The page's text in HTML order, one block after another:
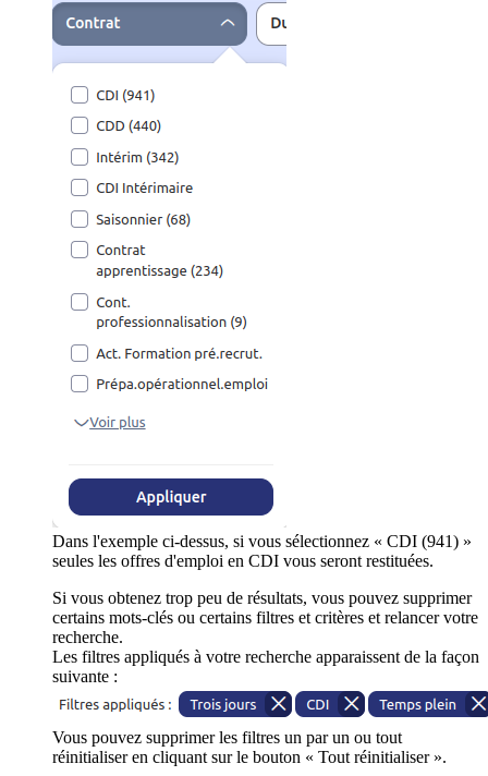
Dans l'exemple ci-dessus, si vous sélectionnez « CDI (941) »
seules les offres d'emploi en CDI vous seront restituées.
Si vous obtenez trop peu de résultats, vous pouvez supprimer
certains mots-clés ou certains filtres et critères et relancer votre
recherche.
Les filtres appliqués à votre recherche apparaissent de la façon
suivante :
Vous pouvez supprimer les filtres un par un ou tout
réinitialiser en cliquant sur le bouton « Tout réinitialiser ».